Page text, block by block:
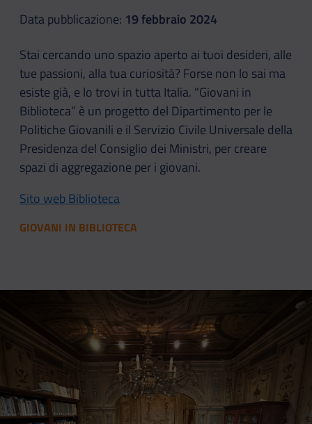
Data pubblicazione: 19 febbraio 2024
Stai cercando uno spazio aperto ai tuoi desideri, alle
tue passioni, alla tua curiosità? Forse non lo sai ma
esiste già, e lo trovi in tutta Italia. "Giovani in
Biblioteca” è un progetto del Dipartimento per le
Politiche Giovanili e il Servizio Civile Universale della
Presidenza del Consiglio dei Ministri, per creare
spazi di aggregazione per i giovani.
Sito web Biblioteca
GIOVANI IN BIBLIOTECA